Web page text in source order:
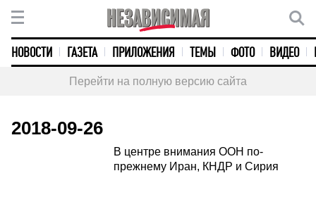
НОВОСТИ ГАЗЕТА ПРИЛОЖЕНИЯ ТЕМЫ ФОТО ВИДЕО
Перейти на полную версию сайта
2018-09-26
В центре внимания ООН по-
прежнему Иран, КНДР и Сирия